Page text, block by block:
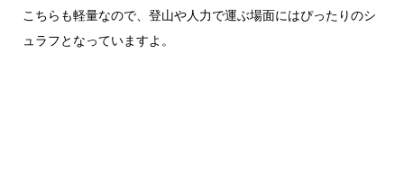
こちらも軽量なので、登山や人力で運ぶ場面にはぴったりのシ
ュラフとなっていますよ。